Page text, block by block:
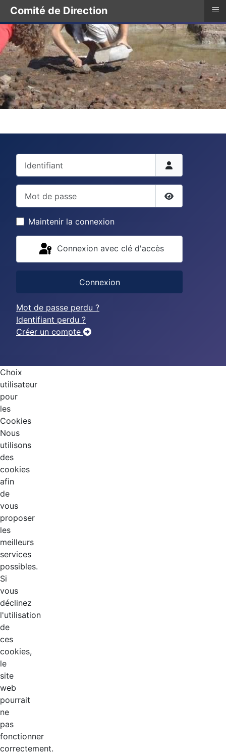
Afficher le
Maintenir la connexion
Connexion avec clé d'accès
Connexion
Mot de passe perdu ?
Identifiant perdu ?
Créer un compte
Choix
utilisateur
pour
les
Cookies
Nous
utilisons
des
cookies
afin
de
vous
proposer
les
meilleurs
services
possibles.
Si
vous
déclinez
l'utilisation
de
ces
cookies,
le
site
web
pourrait
ne
pas
fonctionner
correctement.
Comité de Direction ≡